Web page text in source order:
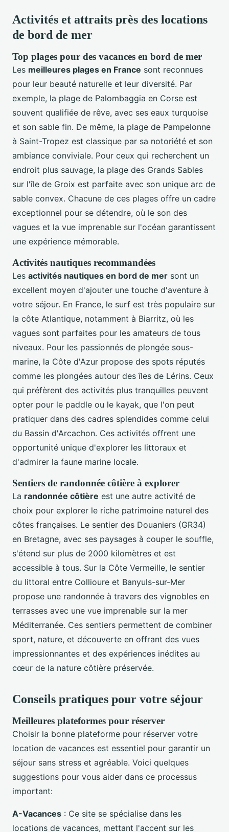
Activités et attraits près des locations
de bord de mer
Top plages pour des vacances en bord de mer
Les meilleures plages en France sont reconnues
pour leur beauté naturelle et leur diversité. Par
exemple, la plage de Palombaggia en Corse est
souvent qualifiée de rêve, avec ses eaux turquoise
et son sable fin. De même, la plage de Pampelonne
à Saint-Tropez est classique par sa notoriété et son
ambiance conviviale. Pour ceux qui recherchent un
endroit plus sauvage, la plage des Grands Sables
sur l'île de Groix est parfaite avec son unique arc de
sable convex. Chacune de ces plages offre un cadre
exceptionnel pour se détendre, où le son des
vagues et la vue imprenable sur l'océan garantissent
une expérience mémorable.
Activités nautiques recommandées
Les activités nautiques en bord de mer sont un
excellent moyen d'ajouter une touche d'aventure à
votre séjour. En France, le surf est très populaire sur
la côte Atlantique, notamment à Biarritz, où les
vagues sont parfaites pour les amateurs de tous
niveaux. Pour les passionnés de plongée sous-
marine, la Côte d'Azur propose des spots réputés
comme les plongées autour des îles de Lérins. Ceux
qui préfèrent des activités plus tranquilles peuvent
opter pour le paddle ou le kayak, que l'on peut
pratiquer dans des cadres splendides comme celui
du Bassin d'Arcachon. Ces activités offrent une
opportunité unique d'explorer les littoraux et
d'admirer la faune marine locale.
Sentiers de randonnée côtière à explorer
La randonnée côtière est une autre activité de
choix pour explorer le riche patrimoine naturel des
côtes françaises. Le sentier des Douaniers (GR34)
en Bretagne, avec ses paysages à couper le souffle,
s'étend sur plus de 2000 kilomètres et est
accessible à tous. Sur la Côte Vermeille, le sentier
du littoral entre Collioure et Banyuls-sur-Mer
propose une randonnée à travers des vignobles en
terrasses avec une vue imprenable sur la mer
Méditerranée. Ces sentiers permettent de combiner
sport, nature, et découverte en offrant des vues
impressionnantes et des expériences inédites au
cœur de la nature côtière préservée.
Conseils pratiques pour votre séjour
Meilleures plateformes pour réserver
Choisir la bonne plateforme pour réserver votre
location de vacances est essentiel pour garantir un
séjour sans stress et agréable. Voici quelques
suggestions pour vous aider dans ce processus
important:
A-Vacances : Ce site se spécialise dans les
locations de vacances, mettant l'accent sur les